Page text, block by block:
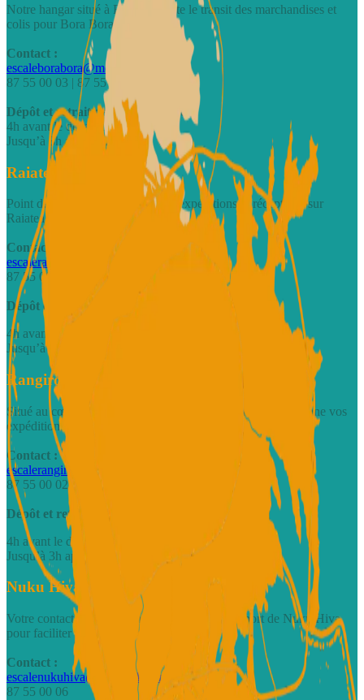
Notre hangar situé à Faanui facilite le transit des marchandises et
colis pour Bora Bora.
Contact :
escaleborabora@motulink.com
87 55 00 03 | 87 55 00 04
Dépôt et retrait des marchandises :
4h avant le départ du vol
Jusqu’à 3h après l’arrivée du vol
Raiatea - quai de Uturoa
Point de dépôt centralisé pour les expéditions et réceptions sur
Raiatea.
Contact :
escaleraiatea@motulink.com
87 55 00 01
Dépôt et retrait des marchandises :
4h avant le départ du vol
Jusqu’à 1h après l’arrivée du vol
Rangiroa - Hangar Avatoru
Situé au cœur d’Avatoru, notre hangar accueille et réceptionne vos
expéditions inter-îles.
Contact :
escalerangiroa@motulink.com
87 55 00 02
Dépôt et retrait des marchandises :
4h avant le départ du vol
Jusqu’à 3h après l’arrivée du vol
Nuku Hiva - Comptoir à l'aéroport
Votre contact fret directement au sein de l’aéroport de Nuku Hiva
pour faciliter vos expéditions locales.
Contact :
escalenukuhiva@motulink.com
87 55 00 06